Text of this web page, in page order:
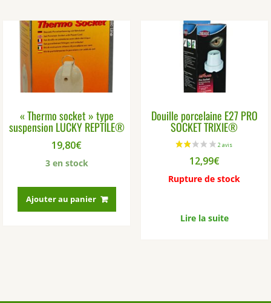
« Thermo socket » type
suspension LUCKY REPTILE®
19,80€
3 en stock
Ajouter au panier
Douille porcelaine E27 PRO
SOCKET TRIXIE®
12,99€
Rupture de stock
Lire la suite